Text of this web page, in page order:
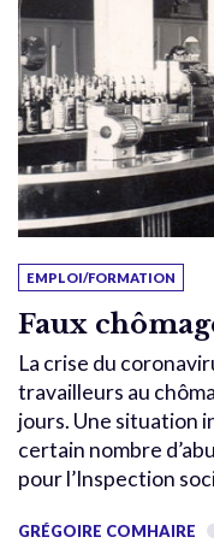
EMPLOI/FORMATION
Faux
La crise du
travailleurs au
jours. Une situation
certain nombre
pour l’Inspection
GRÉGOIRE COMHAIRE